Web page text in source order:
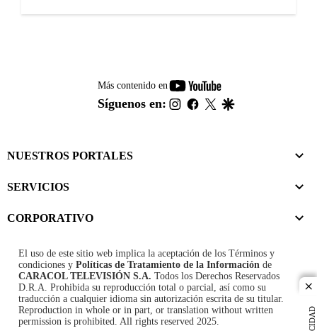
Más contenido en
youtube-
footer
Síguenos en: instagram
facebook
twitter
NUESTROS PORTALES
SERVICIOS
CORPORATIVO
El uso de este sitio web implica la aceptación de los Términos y
condiciones y Políticas de Tratamiento de la Información de
CARACOL TELEVISIÓN S.A. Todos los Derechos Reservados
D.R.A. Prohibida su reproducción total o parcial, así como su
traducción a cualquier idioma sin autorización escrita de su titular.
Reproduction in whole or in part, or translation without written
permission is prohibited. All rights reserved 2025.